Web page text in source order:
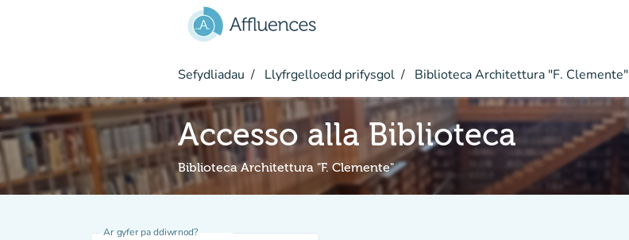
Sefydliadau Llyfrgelloedd prifysgol Biblioteca Architettura "F. Clemente"
Accesso alla Biblioteca
Biblioteca Architettura "F. Clemente"
Ar gyfer pa ddiwrnod?